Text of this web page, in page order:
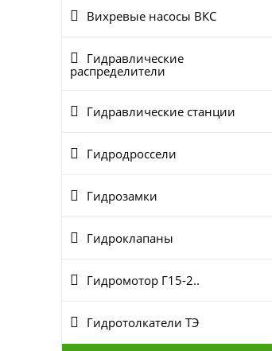
Вихревые насосы ВКС
Гидравлические
распределители
Гидравлические станции
Гидродроссели
Гидрозамки
Гидроклапаны
Гидромотор Г15-2..
Гидротолкатели ТЭ